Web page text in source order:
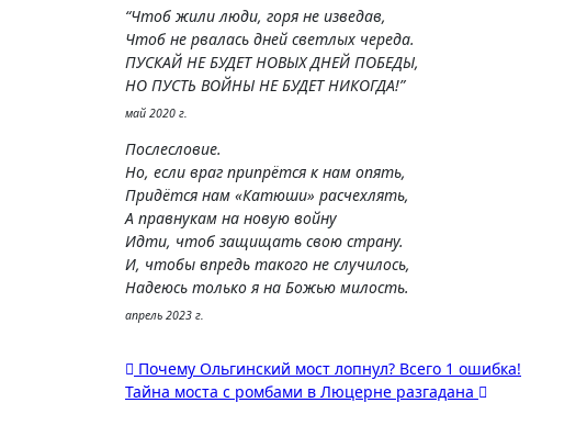
“Чтоб жили люди, горя не изведав,
Чтоб не рвалась дней светлых череда.
ПУСКАЙ НЕ БУДЕТ НОВЫХ ДНЕЙ ПОБЕДЫ,
НО ПУСТЬ ВОЙНЫ НЕ БУДЕТ НИКОГДА!”
май 2020 г.
Послесловие.
Но, если враг припрётся к нам опять,
Придётся нам «Катюши» расчехлять,
А правнукам на новую войну
Идти, чтоб защищать свою страну.
И, чтобы впредь такого не случилось,
Надеюсь только я на Божью милость.
апрель 2023 г.
Навигация
Почему Ольгинский мост лопнул? Всего 1 ошибка!
Тайна моста с ромбами в Люцерне разгадана